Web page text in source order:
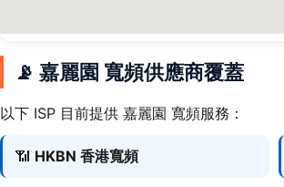
📡 嘉麗園 寬頻供應商覆蓋
以下 ISP 目前提供 嘉麗園 寬頻服務：
📶 HKBN 香港寬頻